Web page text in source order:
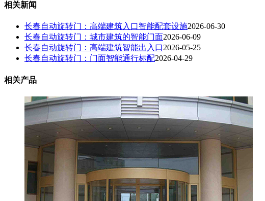
相关新闻
长春自动旋转门：高端建筑入口智能配套设施2026-06-30
长春自动旋转门：城市建筑的智能门面2026-06-09
长春自动旋转门：高端建筑智能出入口2026-05-25
长春自动旋转门：门面智能通行标配2026-04-29
相关产品